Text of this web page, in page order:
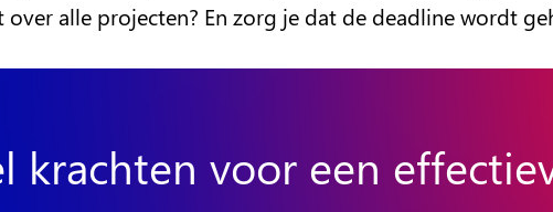
alle projecten? En zorg je dat de deadline wordt
krachten voor een